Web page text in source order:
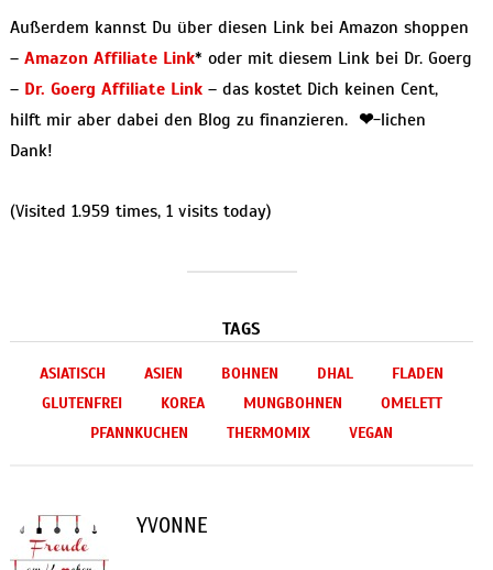
Außerdem kannst Du über diesen Link bei Amazon shoppen
– Amazon Affiliate Link* oder mit diesem Link bei Dr. Goerg
– Dr. Goerg Affiliate Link– das kostet Dich keinen Cent,
hilft mir aber dabei den Blog zu finanzieren. ❤-lichen
Dank!
(Visited 1.959 times, 1 visits today)
TAGS
ASIATISCH ASIEN BOHNEN DHAL
FLADEN
GLUTENFREI
KOREA MUNGBOHNEN
OMELETT
PFANNKUCHEN
THERMOMIX VEGAN
YVONNE